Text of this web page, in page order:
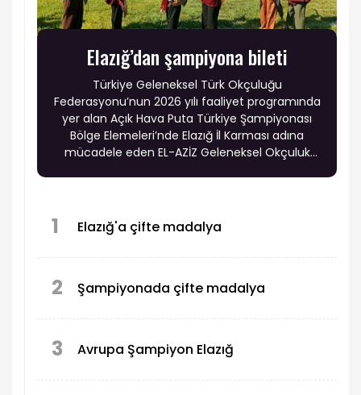
Elazığ’dan şampiyona bileti
Türkiye Geleneksel Türk Okçuluğu
Federasyonu’nun 2026 yılı faaliyet programında
yer alan Açık Hava Puta Türkiye Şampiyonası
Bölge Elemeleri’nde Elazığ İl Karması adına
mücadele eden EL-AZİZ Geleneksel Okçuluk
edilen başarılar, Elazığ’ın geleneksel Türk
okçuluğundaki yükselişini bir kez daha ortaya
1 Elazığ'a çifte madalya
2 Şampiyonada çifte madalya
3 Avrupa Şampiyon Elazığ